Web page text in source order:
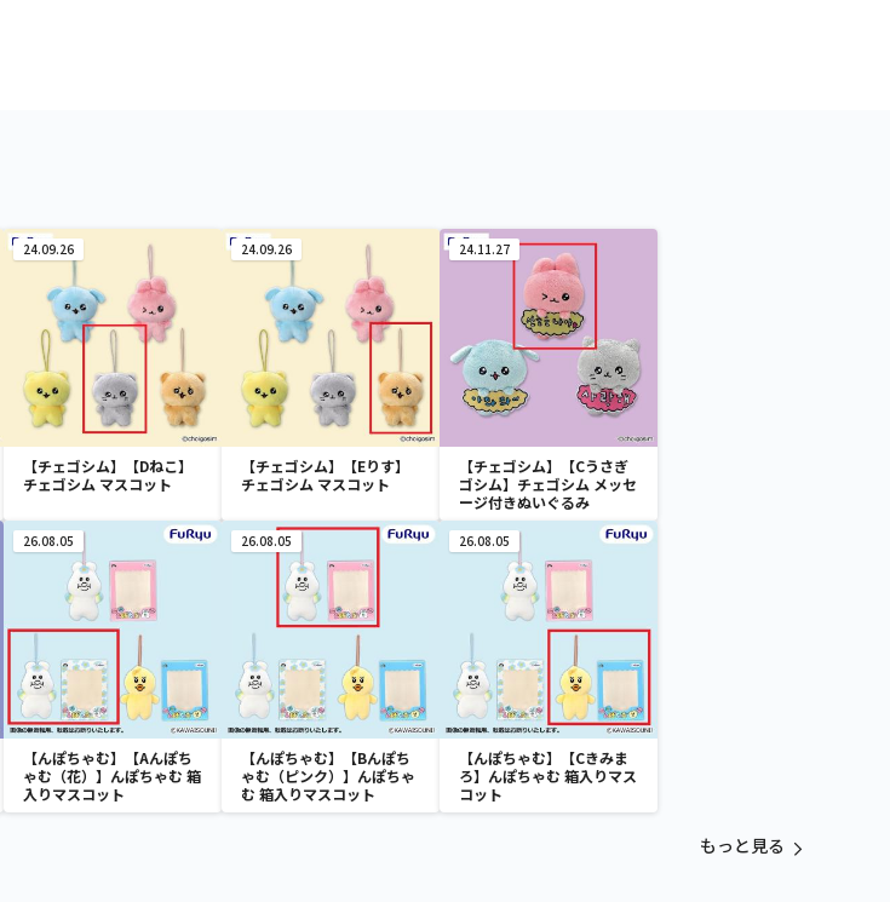
24.09.26
【チェゴシム】【Dねこ】
チェゴシム マスコット
24.09.26
【チェゴシム】【Eりす】
チェゴシム マスコット
24.11.27
【チェゴシム】【Cうさぎ
ゴシム】チェゴシム メッセ
ージ付きぬいぐるみ
26.08.05
【んぽちゃむ】【Aんぽち
ゃむ（花）】んぽちゃむ 箱
入りマスコット
26.08.05
【んぽちゃむ】【Bんぽち
ゃむ（ピンク）】んぽちゃ
む 箱入りマスコット
26.08.05
【んぽちゃむ】【Cきみま
ろ】んぽちゃむ 箱入りマス
コット
もっと見る